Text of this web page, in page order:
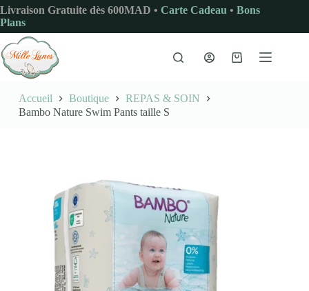
Passer
au
contenu
Livraison Gratuite dès 600MAD • Carte Cadeau • Bons
Plans
Panier
Accueil Boutique
REPAS & SOIN
Bambo Nature Swim Pants taille S